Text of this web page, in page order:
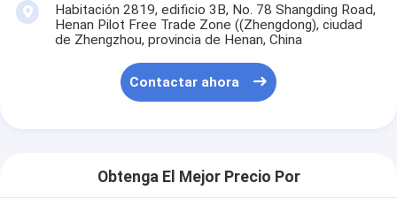
Habitación 2819, edificio 3B, No. 78 Shangding Road,
Henan Pilot Free Trade Zone ((Zhengdong), ciudad
de Zhengzhou, provincia de Henan, China
Contactar ahora
Obtenga El Mejor Precio Por